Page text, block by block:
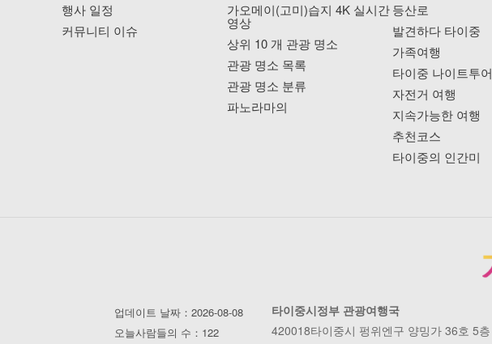
행사 일정
커뮤니티 이슈
가오메이(고미)습지 4K 실시간
영상
상위 10 개 관광 명소
관광 명소 목록
관광 명소 분류
파노라마의
등산로
발견하다 타이중
가족여행
타이중 나이트투어
자전거 여행
지속가능한 여행
추천코스
타이중의 인간미
업데이트 날짜：2026-08-08
오늘사람들의 수：122
타이중시정부 관광여행국
420018타이중시 펑위엔구 양밍가 36호 5층